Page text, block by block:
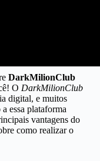
DarkMilionClub
O DarkMilionClub
digital, e muitos
essa plataforma
vantagens do
como realizar o